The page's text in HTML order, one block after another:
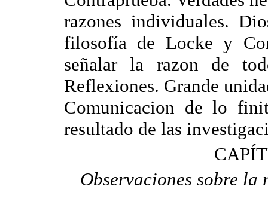
razones individuales.
filosofía de Locke y
señalar la razon de
Reflexiones. Grande
Comunicacion de lo
resultado de las
Observaciones sobre